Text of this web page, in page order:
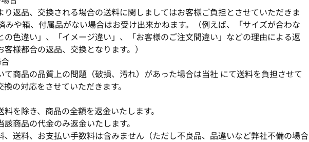
り返品、交換される場合の送料に関しましてはお客様ご負担とさせていただきま
みや箱、付属品がない場合はお受け出来かねます。（例えば、「サイズが合わな
の色違い」、「イメージ違い」、「お客様のご注文間違い」などの理由による返
様都合の返品、交換となります。）
て商品の品質上の問題（破損、汚れ）があった場合は当社 にて送料を負担させて
の対応をさせていただきます。
を除き、商品の全額を返金いたします。
商品の代金のみ返金いたします。
送料、お支払い手数料は含みません（ただし不良品、品違いなど弊社不備の場合